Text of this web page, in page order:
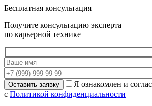
Бесплатная консультация
Получите консультацию эксперта
по карьерной технике
Я ознакомлен и
с Политикой конфиденциальности